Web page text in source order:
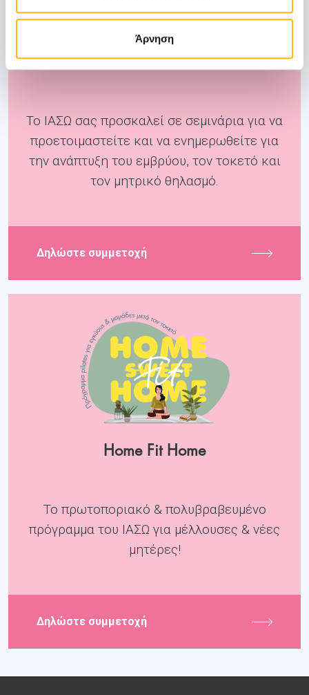
Άρνηση
Pre-Birth
Το ΙΑΣΩ σας προσκαλεί σε σεμινάρια για να
προετοιμαστείτε και να ενημερωθείτε για
την ανάπτυξη του εμβρύου, τον τοκετό και
τον μητρικό θηλασμό.
Δηλώστε συμμετοχή
Home Fit Home
Το πρωτοποριακό & πολυβραβευμένο
πρόγραμμα του ΙΑΣΩ για μέλλουσες & νέες
μητέρες!
Δηλώστε συμμετοχή